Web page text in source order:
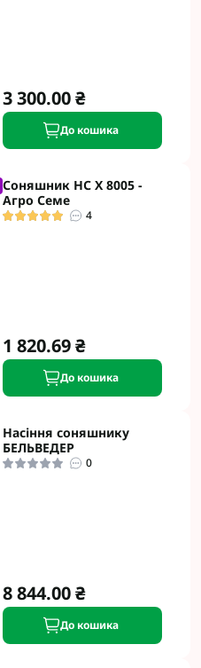
3 300.00 ₴
До кошика
Соняшник НС Х 8005 -
Агро Семе
4
1 820.69 ₴
До кошика
Насіння соняшнику
БЕЛЬВЕДЕР
0
8 844.00 ₴
До кошика